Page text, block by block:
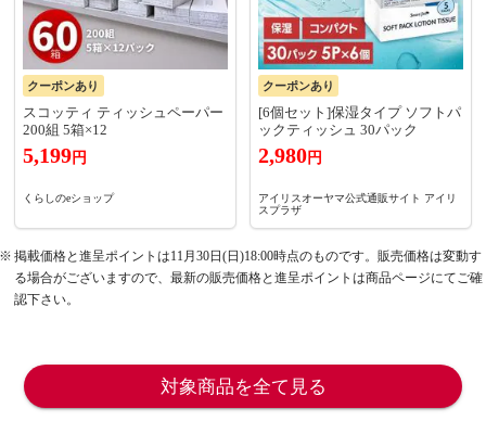
クーポンあり
スコッティ ティッシュペーパー
200組 5箱×12
5,199円
くらしのeショップ
クーポンあり
[6個セット]保湿タイプ ソフトパ
ックティッシュ 30パック
2,980円
アイリスオーヤマ公式通販サイト アイリ
スプラザ
掲載価格と進呈ポイントは11月30日(日)18:00時点のものです。販売価格は変動す
る場合がございますので、最新の販売価格と進呈ポイントは商品ページにてご確
認下さい。
対象商品を全て見る